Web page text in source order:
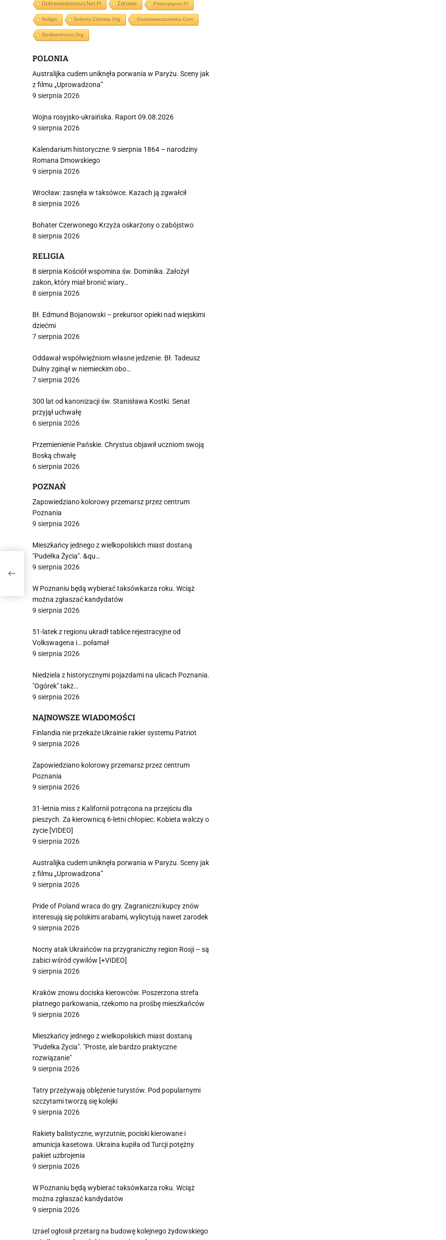
Dobrewiadomosci.net.pl Zdrowie Prisonplanet.pl
Religia Sekrety-Zdrowia.org Gazetawarszawska.com
Stolikwolnosci.org
POLONIA
Australijka cudem uniknęła porwania w Paryżu. Sceny jak
z filmu „Uprowadzona”
9 sierpnia 2026
Wojna rosyjsko-ukraińska. Raport 09.08.2026
9 sierpnia 2026
Kalendarium historyczne: 9 sierpnia 1864 – narodziny
Romana Dmowskiego
9 sierpnia 2026
Wrocław: zasnęła w taksówce. Kazach ją zgwałcił
8 sierpnia 2026
Bohater Czerwonego Krzyża oskarżony o zabójstwo
8 sierpnia 2026
RELIGIA
8 sierpnia Kościół wspomina św. Dominika. Założył
zakon, który miał bronić wiary…
8 sierpnia 2026
Bł. Edmund Bojanowski – prekursor opieki nad wiejskimi
dziećmi
7 sierpnia 2026
Oddawał współwięźniom własne jedzenie. Bł. Tadeusz
Dulny zginął w niemieckim obo…
7 sierpnia 2026
300 lat od kanonizacji św. Stanisława Kostki. Senat
przyjął uchwałę
6 sierpnia 2026
Przemienienie Pańskie. Chrystus objawił uczniom swoją
Boską chwałę
6 sierpnia 2026
POZNAŃ
Zapowiedziano kolorowy przemarsz przez centrum
Poznania
9 sierpnia 2026
Mieszkańcy jednego z wielkopolskich miast dostaną
"Pudełka Życia". &qu…
9 sierpnia 2026
W Poznaniu będą wybierać taksówkarza roku. Wciąż
można zgłaszać kandydatów
9 sierpnia 2026
51-latek z regionu ukradł tablice rejestracyjne od
Volkswagena i… połamał
9 sierpnia 2026
Niedziela z historycznymi pojazdami na ulicach Poznania.
"Ogórek" takż…
9 sierpnia 2026
NAJNOWSZE WIADOMOŚCI
Finlandia nie przekaże Ukrainie rakier systemu Patriot
9 sierpnia 2026
Zapowiedziano kolorowy przemarsz przez centrum
Poznania
9 sierpnia 2026
31-letnia miss z Kalifornii potrącona na przejściu dla
pieszych. Za kierownicą 6-letni chłopiec. Kobieta walczy o
życie [VIDEO]
9 sierpnia 2026
Australijka cudem uniknęła porwania w Paryżu. Sceny jak
z filmu „Uprowadzona”
9 sierpnia 2026
Pride of Poland wraca do gry. Zagraniczni kupcy znów
interesują się polskimi arabami, wylicytują nawet zarodek
9 sierpnia 2026
Nocny atak Ukraińców na przygraniczny region Rosji – są
zabici wśród cywilów [+VIDEO]
9 sierpnia 2026
Kraków znowu dociska kierowców. Poszerzona strefa
płatnego parkowania, rzekomo na prośbę mieszkańców
9 sierpnia 2026
Mieszkańcy jednego z wielkopolskich miast dostaną
"Pudełka Życia". "Proste, ale bardzo praktyczne
rozwiązanie"
9 sierpnia 2026
Tatry przeżywają oblężenie turystów. Pod popularnymi
szczytami tworzą się kolejki
9 sierpnia 2026
Rakiety balistyczne, wyrzutnie, pociski kierowane i
amunicja kasetowa. Ukraina kupiła od Turcji potężny
pakiet uzbrojenia
9 sierpnia 2026
W Poznaniu będą wybierać taksówkarza roku. Wciąż
można zgłaszać kandydatów
9 sierpnia 2026
Izrael ogłosił przetarg na budowę kolejnego żydowskiego